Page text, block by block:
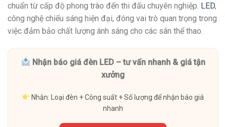
chuẩn từ cấp độ phong trào đến thi đấu chuyên nghiệp. LED,
công nghệ chiếu sáng hiện đại, đóng vai trò quan trọng trong
việc đảm bảo chất lượng ánh sáng cho các sân thể thao.
Nhận báo giá đèn LED – tư vấn nhanh & giá tận
xưởng
Nhắn: Loại đèn + Công suất + Số lượng để nhận báo giá
nhanh